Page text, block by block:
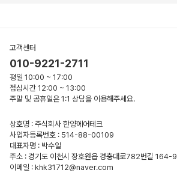
고객센터
010-9221-2711
평일 10:00 ~ 17:00
점심시간 12:00 ~ 13:00
주말 및 공휴일은 1:1 상담을 이용해주세요.
상호명 : 주식회사 한양에어테크
사업자등록번호 : 514-88-00109
대표자명 : 박수일
주소 : 경기도 이천시 장호원읍 경충대로782번길 164-9
이메일 : khk31712@naver.com